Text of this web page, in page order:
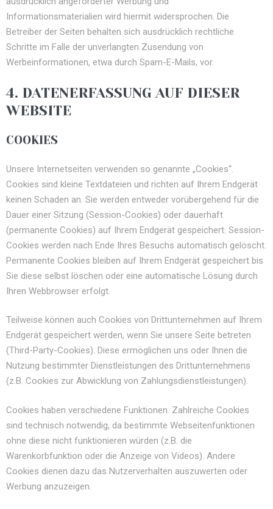
Informationsmaterialien wird hiermit widersprochen. Die
Betreiber der Seiten behalten sich ausdrücklich rechtliche
Schritte im Falle der unverlangten Zusendung von
Werbeinformationen, etwa durch Spam-E-Mails, vor.
4. DATENERFASSUNG AUF DIESER
WEBSITE
COOKIES
Unsere Internetseiten verwenden so genannte „Cookies“.
Cookies sind kleine Textdateien und richten auf Ihrem Endgerät
keinen Schaden an. Sie werden entweder vorübergehend für die
Dauer einer Sitzung (Session-Cookies) oder dauerhaft
(permanente Cookies) auf Ihrem Endgerät gespeichert. Session-
Cookies werden nach Ende Ihres Besuchs automatisch gelöscht.
Permanente Cookies bleiben auf Ihrem Endgerät gespeichert bis
Sie diese selbst löschen oder eine automatische Lösung durch
Ihren Webbrowser erfolgt.
Teilweise können auch Cookies von Drittunternehmen auf Ihrem
Endgerät gespeichert werden, wenn Sie unsere Seite betreten
(Third-Party-Cookies). Diese ermöglichen uns oder Ihnen die
Nutzung bestimmter Dienstleistungen des Drittunternehmens
(z.B. Cookies zur Abwicklung von Zahlungsdienstleistungen).
Cookies haben verschiedene Funktionen. Zahlreiche Cookies
sind technisch notwendig, da bestimmte Webseitenfunktionen
ohne diese nicht funktionieren würden (z.B. die
Warenkorbfunktion oder die Anzeige von Videos). Andere
Cookies dienen dazu das Nutzerverhalten auszuwerten oder
Werbung anzuzeigen.